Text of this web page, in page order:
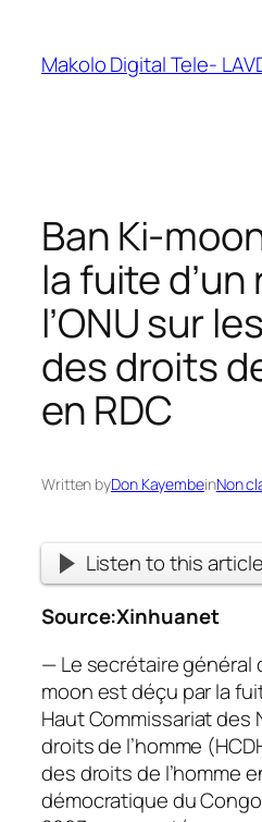
Makolo Digital Tele-
Ban Ki-
la fuite
l’ONU sur
des droits
en RDC
Written byDon KayembeinNon
Listen to this article
Source:Xinhuanet
— Le secrétaire général
moon est déçu par la
Haut Commissariat des
droits de l’homme
des droits de l’homme
démocratique du